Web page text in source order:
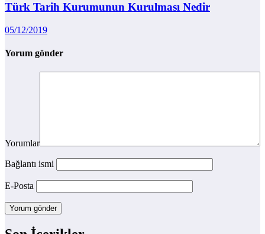
Türk Tarih Kurumunun Kurulması Nedir
05/12/2019
Yorum gönder
Yorumlar
Bağlantı ismi
E-Posta